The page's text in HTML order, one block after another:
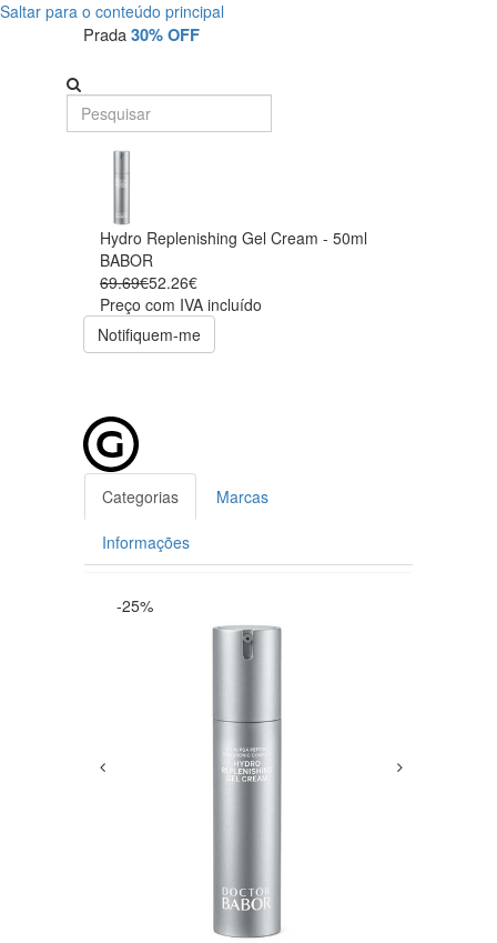
Saltar para o conteúdo principal
Prada30% OFF
Hydro Replenishing Gel Cream - 50ml
BABOR
69.69€52.26€
Preço com IVA incluído
Notifiquem-me
Categorias Marcas
Informações
-25%